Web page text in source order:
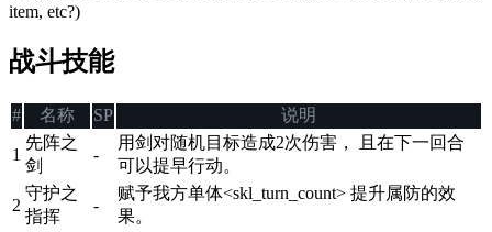
item, etc?)
战斗技能
# 名称 SP 说明
1
先阵之
剑
-
用剑对随机目标造成2次伤害， 且在下一回合
可以提早行动。
2
守护之
指挥
-
赋予我方单体<skl_turn_count> 提升属防的效
果。